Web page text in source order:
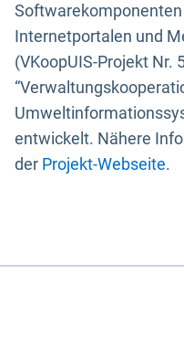
Internetportalen und
(VKoopUIS-Projekt Nr.
entwickelt. Nähere
der Projekt-Webseite.